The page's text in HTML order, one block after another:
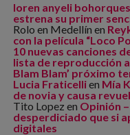
loren anyeli
estrena su primer
Rolo en Medellín en
con la película “Loco
10 nuevas canciones
lista de reproducción
Blam Blam’ próximo
Lucia Fraticellien Mía
de novia y causa
Tito Lopez en Opinión
desperdiciado que si
digitales